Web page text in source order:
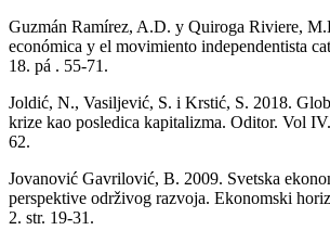
Guzmán Ramírez, A.D. y Quiroga Riviere,
económica y el movimiento independentista
18. pá . 55-71.
Joldić, N., Vasiljević, S. i Krstić, S. 2018.
krize kao posledica kapitalizma. Oditor. Vol
62.
Jovanović Gavrilović, B. 2009. Svetska
perspektive održivog razvoja. Ekonomski
2. str. 19-31.